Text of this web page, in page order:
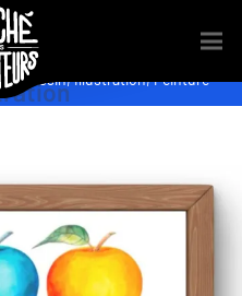
,Dessin,Illustration,Peinture